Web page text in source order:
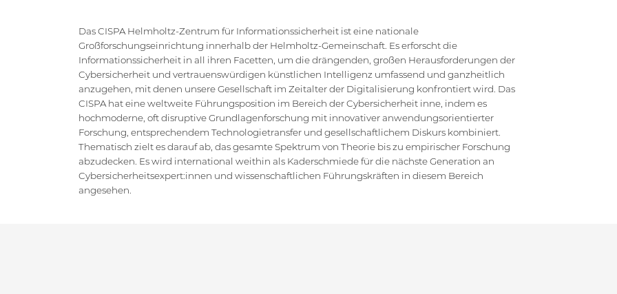
Das CISPA Helmholtz-Zentrum für Informationssicherheit ist eine nationale
Großforschungseinrichtung innerhalb der Helmholtz-Gemeinschaft. Es erforscht die
Informationssicherheit in all ihren Facetten, um die drängenden, großen Herausforderungen der
Cybersicherheit und vertrauenswürdigen künstlichen Intelligenz umfassend und ganzheitlich
anzugehen, mit denen unsere Gesellschaft im Zeitalter der Digitalisierung konfrontiert wird. Das
CISPA hat eine weltweite Führungsposition im Bereich der Cybersicherheit inne, indem es
hochmoderne, oft disruptive Grundlagenforschung mit innovativer anwendungsorientierter
Forschung, entsprechendem Technologietransfer und gesellschaftlichem Diskurs kombiniert.
Thematisch zielt es darauf ab, das gesamte Spektrum von Theorie bis zu empirischer Forschung
abzudecken. Es wird international weithin als Kaderschmiede für die nächste Generation an
Cybersicherheitsexpert:innen und wissenschaftlichen Führungskräften in diesem Bereich
angesehen.